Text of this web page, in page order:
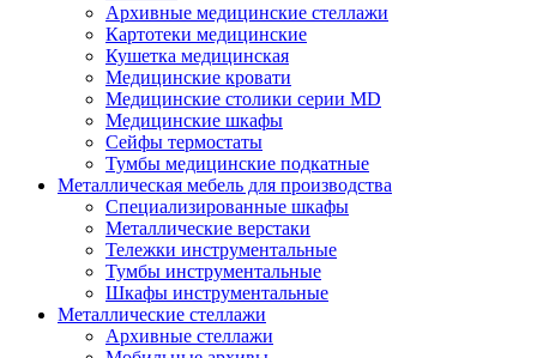
Архивные медицинские стеллажи
Картотеки медицинские
Кушетка медицинская
Медицинские кровати
Медицинские столики серии MD
Медицинские шкафы
Сейфы термостаты
Тумбы медицинские подкатные
Металлическая мебель для производства
Cпециализированные шкафы
Металлические верстаки
Тележки инструментальные
Тумбы инструментальные
Шкафы инструментальные
Металлические стеллажи
Архивные стеллажи